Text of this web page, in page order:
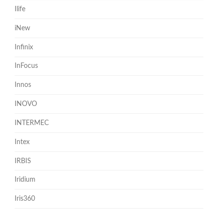
Ilife
iNew
Infinix
InFocus
Innos
INOVO
INTERMEC
Intex
IRBIS
Iridium
Iris360